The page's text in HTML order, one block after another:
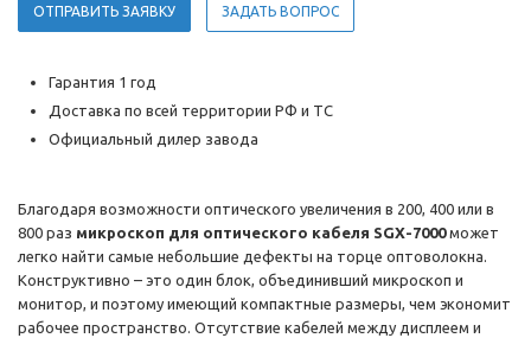
ОТПРАВИТЬ ЗАЯВКУ ЗАДАТЬ ВОПРОС
Гарантия 1 год
Доставка по всей территории РФ и ТС
Официальный дилер завода
Благодаря возможности оптического увеличения в 200, 400 или в
800 раз микроскоп для оптического кабеля SGX-7000может
легко найти самые небольшие дефекты на торце оптоволокна.
Конструктивно – это один блок, объединивший микроскоп и
монитор, и поэтому имеющий компактные размеры, чем экономит
рабочее пространство. Отсутствие кабелей между дисплеем и